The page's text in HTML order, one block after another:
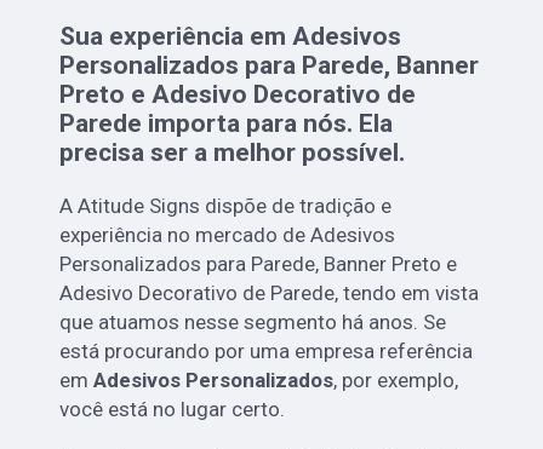
Sua experiência em Adesivos
Personalizados para Parede, Banner
Preto e Adesivo Decorativo de
Parede importa para nós. Ela
precisa ser a melhor possível.
A Atitude Signs dispõe de tradição e
experiência no mercado de Adesivos
Personalizados para Parede, Banner Preto e
Adesivo Decorativo de Parede, tendo em vista
que atuamos nesse segmento há anos. Se
está procurando por uma empresa referência
emAdesivos Personalizados, por exemplo,
você está no lugar certo.